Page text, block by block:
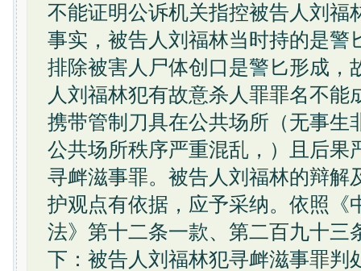
不能证明公诉机关指控被告人刘福
事实，被告人刘福林当时持的是警
排除被害人尸体创口是警匕形成，
人刘福林犯有故意杀人罪罪名不能
携带管制刀具在公共场所（无事生
公共场所秩序严重混乱，）且后果
寻衅滋事罪。被告人刘福林的辩解
护观点有依据，应予采纳。依照《
法》第十二条一款、第二百九十三
下：被告人刘福林犯寻衅滋事罪判